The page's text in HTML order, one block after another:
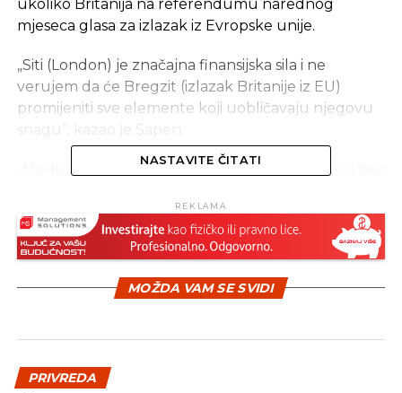
ukoliko Britanija na referendumu narednog
mjeseca glasa za izlazak iz Evropske unije.
„Siti (London) je značajna finansijska sila i ne
verujem da će Bregzit (izlazak Britanije iz EU)
promijeniti sve elemente koji uobličavaju njegovu
„Međutim, isto tako sam mišljenja da neće proći bez
NASTAVITE ČITATI
REKLAMA
MOŽDA VAM SE SVIDI
PRIVREDA